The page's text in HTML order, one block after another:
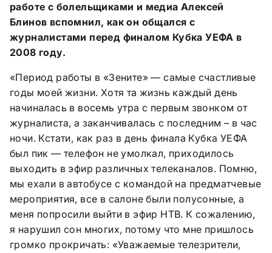
работе с болельщиками и медиа Алексей
Блинов вспомнил, как он общался с
журналистами перед финалом Кубка УЕФА в
2008 году.
«Период работы в «Зените» ― самые счастливые
годы моей жизни. Хотя та жизнь каждый день
начиналась в восемь утра с первым звонком от
журналиста, а заканчивалась с последним – в час
ночи. Кстати, как раз в день финала Кубка УЕФА
был пик ― телефон не умолкал, приходилось
выходить в эфир различных телеканалов. Помню,
мы ехали в автобусе с командой на предматчевые
мероприятия, все в салоне были полусонные, а
меня попросили выйти в эфир НТВ. К сожалению,
я нарушил сон многих, потому что мне пришлось
громко прокричать: «Уважаемые телезрители,